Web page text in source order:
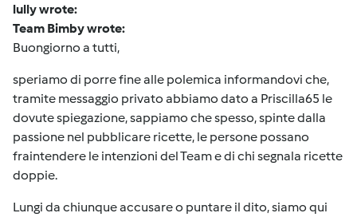
lully wrote:
Team Bimby wrote:
Buongiorno a tutti,
speriamo di porre fine alle polemica informandovi che,
tramite messaggio privato abbiamo dato a Priscilla65 le
dovute spiegazione, sappiamo che spesso, spinte dalla
passione nel pubblicare ricette, le persone possano
fraintendere le intenzioni del Team e di chi segnala ricette
doppie.
Lungi da chiunque accusare o puntare il dito, siamo qui